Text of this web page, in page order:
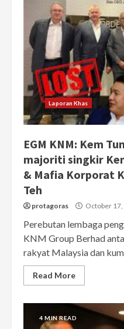
Laporan Khas
EGM KNM: Kem
majoriti singkir
& Mafia Korporat
Teh
protagoras October 17,
Perebutan lembaga
KNM Group Berhad
rakyat Malaysia dan
Read More
4 MIN READ